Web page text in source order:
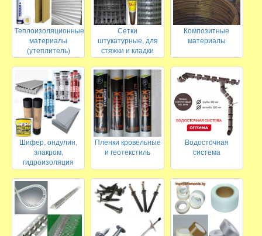
Теплоизоляционные
материалы
(утеплитель)
Сетки
штукатурные, для
стяжки и кладки
Композитные
материалы
Шифер, ондулин,
элакром,
гидроизоляция
Пленки кровельные
и геотекстиль
Водосточная
система